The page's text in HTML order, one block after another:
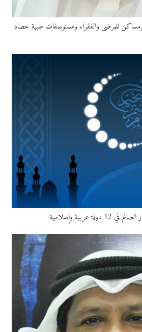
للمرضى والفقراء ومستوصفات طبية حصاد
عربية وإسلامية